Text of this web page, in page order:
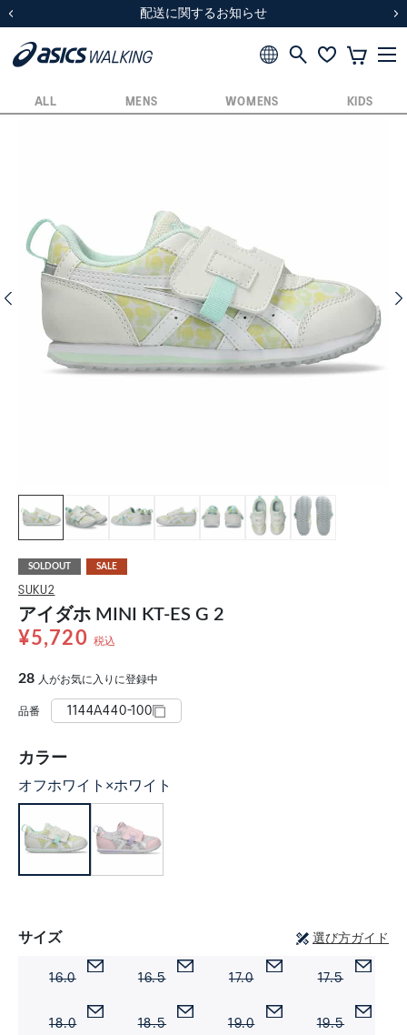
スクスク（SUKU2）価格改定のお知らせ
配送に関するお知らせ
スクスク（SUKU2）価格改定のお知らせ
配送に関するお知らせ
ALL MENS WOMENS KIDS
前の画像
SOLDOUT SALE
SUKU2
アイダホ MINI KT-ES G 2
¥5,720 税込
28 人がお気に入りに登録中
品番 1144A440-100
カラー
オフホワイト×ホワイト
サイズ 選び方ガイド
16.0 16.5 17.0 17.5
18.0 18.5 19.0 19.5